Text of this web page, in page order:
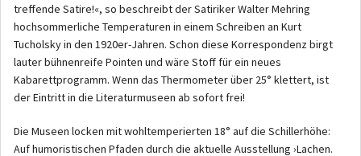
treffende Satire!«, so beschreibt der Satiriker Walter Mehring
hochsommerliche Temperaturen in einem Schreiben an Kurt
Tucholsky in den 1920er-Jahren. Schon diese Korrespondenz birgt
lauter bühnenreife Pointen und wäre Stoff für ein neues
Kabarettprogramm. Wenn das Thermometer über 25° klettert, ist
der Eintritt in die Literaturmuseen ab sofort frei!
Die Museen locken mit wohltemperierten 18° auf die Schillerhöhe:
Auf humoristischen Pfaden durch die aktuelle Ausstellung ›Lachen.